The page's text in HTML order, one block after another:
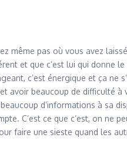
même pas où vous avez
et que c’est lui qui donne le
c’est énergique et ça ne
beaucoup de difficulté à
d’informations à sa
C’est ce que c’est, on ne
faire une sieste quand les